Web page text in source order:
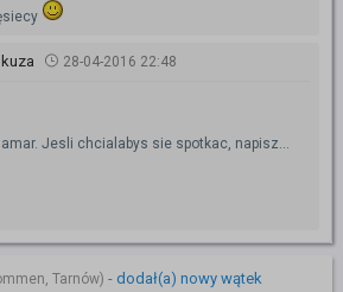
28-04-2016 22:48
Jesli chcialabys sie spotkac, napisz...
Tarnów) - dodał(a) nowy wątek